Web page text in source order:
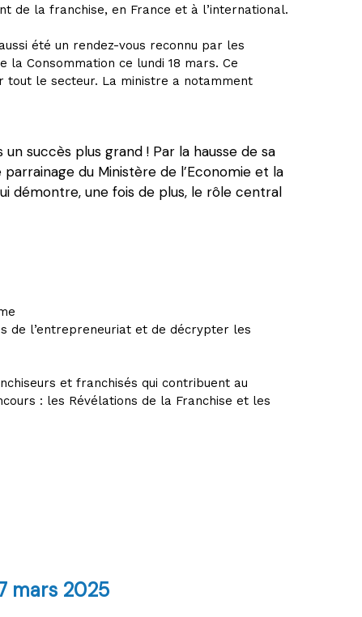
de la franchise, en France et à l’international.
été un rendez-vous reconnu par les
la Consommation ce lundi 18 mars. Ce
tout le secteur. La ministre a notamment
succès plus grand ! Par la hausse de sa
du Ministère de l’Economie et la
démontre, une fois de plus, le rôle central
de l’entrepreneuriat et de décrypter les
et franchisés qui contribuent au
: les Révélations de la Franchise et les
mars 2025